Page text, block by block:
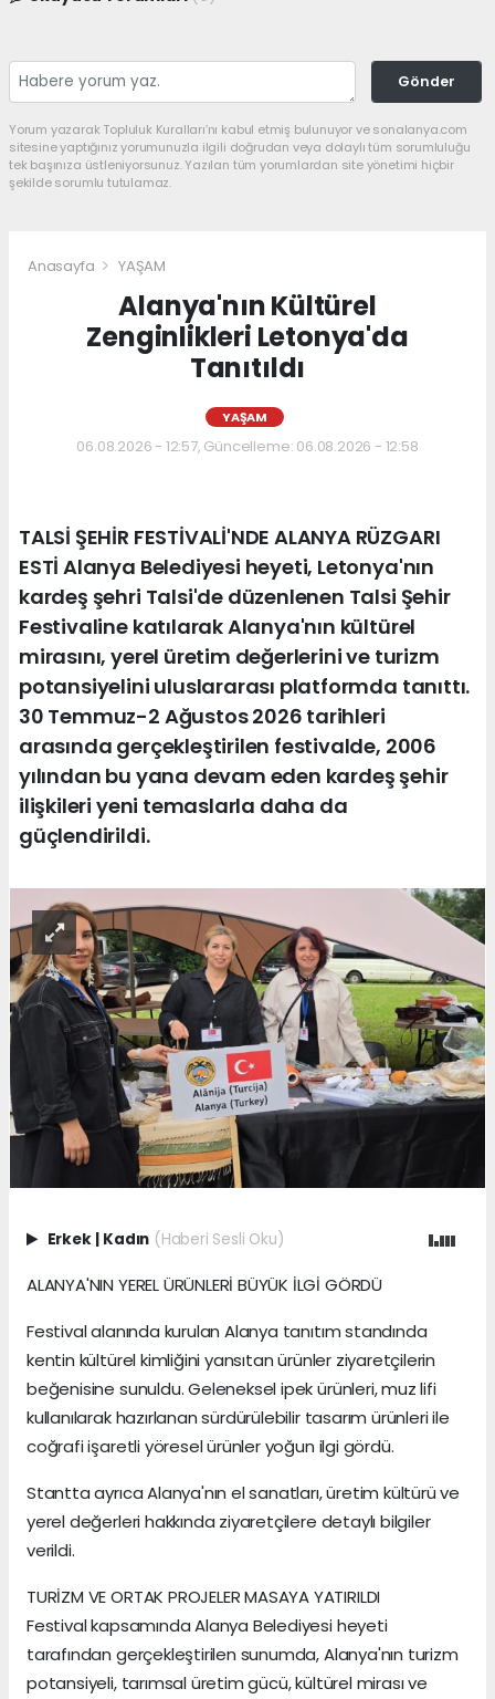
Gönder
Yorum yazarak Topluluk Kuralları’nı kabul etmiş bulunuyor ve sonalanya.com
sitesine yaptığınız yorumunuzla ilgili doğrudan veya dolaylı tüm sorumluluğu
tek başınıza üstleniyorsunuz. Yazılan tüm yorumlardan site yönetimi hiçbir
şekilde sorumlu tutulamaz.
Anasayfa YAŞAM
Alanya'nın Kültürel
Zenginlikleri Letonya'da
Tanıtıldı
YAŞAM
06.08.2026 - 12:57, Güncelleme: 06.08.2026 - 12:58
TALSİ ŞEHİR FESTİVALİ'NDE ALANYA RÜZGARI
ESTİ Alanya Belediyesi heyeti, Letonya'nın
kardeş şehri Talsi'de düzenlenen Talsi Şehir
Festivaline katılarak Alanya'nın kültürel
mirasını, yerel üretim değerlerini ve turizm
potansiyelini uluslararası platformda tanıttı.
30 Temmuz-2 Ağustos 2026 tarihleri
arasında gerçekleştirilen festivalde, 2006
yılından bu yana devam eden kardeş şehir
ilişkileri yeni temaslarla daha da
güçlendirildi.
Erkek Kadın (Haberi Sesli Oku)
ALANYA'NIN YEREL ÜRÜNLERİ BÜYÜK İLGİ GÖRDÜ
Festival alanında kurulan Alanya tanıtım standında
kentin kültürel kimliğini yansıtan ürünler ziyaretçilerin
beğenisine sunuldu. Geleneksel ipek ürünleri, muz lifi
kullanılarak hazırlanan sürdürülebilir tasarım ürünleri ile
coğrafi işaretli yöresel ürünler yoğun ilgi gördü.
Stantta ayrıca Alanya'nın el sanatları, üretim kültürü ve
yerel değerleri hakkında ziyaretçilere detaylı bilgiler
verildi.
TURİZM VE ORTAK PROJELER MASAYA YATIRILDI
Festival kapsamında Alanya Belediyesi heyeti
tarafından gerçekleştirilen sunumda, Alanya'nın turizm
potansiyeli, tarımsal üretim gücü, kültürel mirası ve